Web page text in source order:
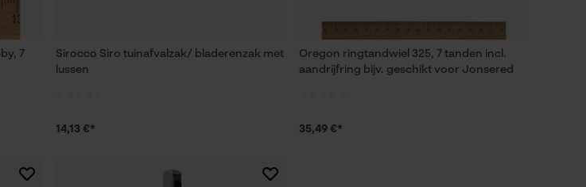
7
Sirocco Siro tuinafvalzak/ bladerenzak met
lussen
14,13 €*
Oregon ringtandwiel 325, 7 tanden incl.
aandrijfring bijv. geschikt voor Jonsered
35,49 €*
Global Site Tag